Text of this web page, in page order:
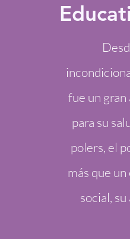
fue un gran
para su
polers, el
más que
social,